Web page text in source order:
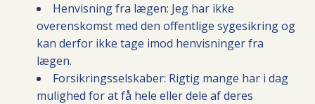
Henvisning fra lægen: Jeg har ikke
overenskomst med den offentlige sygesikring og
kan derfor ikke tage imod henvisninger fra
lægen.
Forsikringsselskaber: Rigtig mange har i dag
mulighed for at få hele eller dele af deres